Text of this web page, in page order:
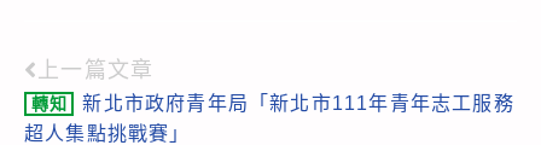
Read
more
上一篇文章
轉知
新北市政府青年局「新北市111年青年志工服務
超人集點挑戰賽」